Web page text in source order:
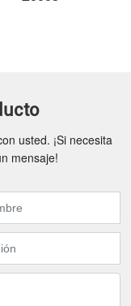
usted. ¡Si necesita
mensaje!